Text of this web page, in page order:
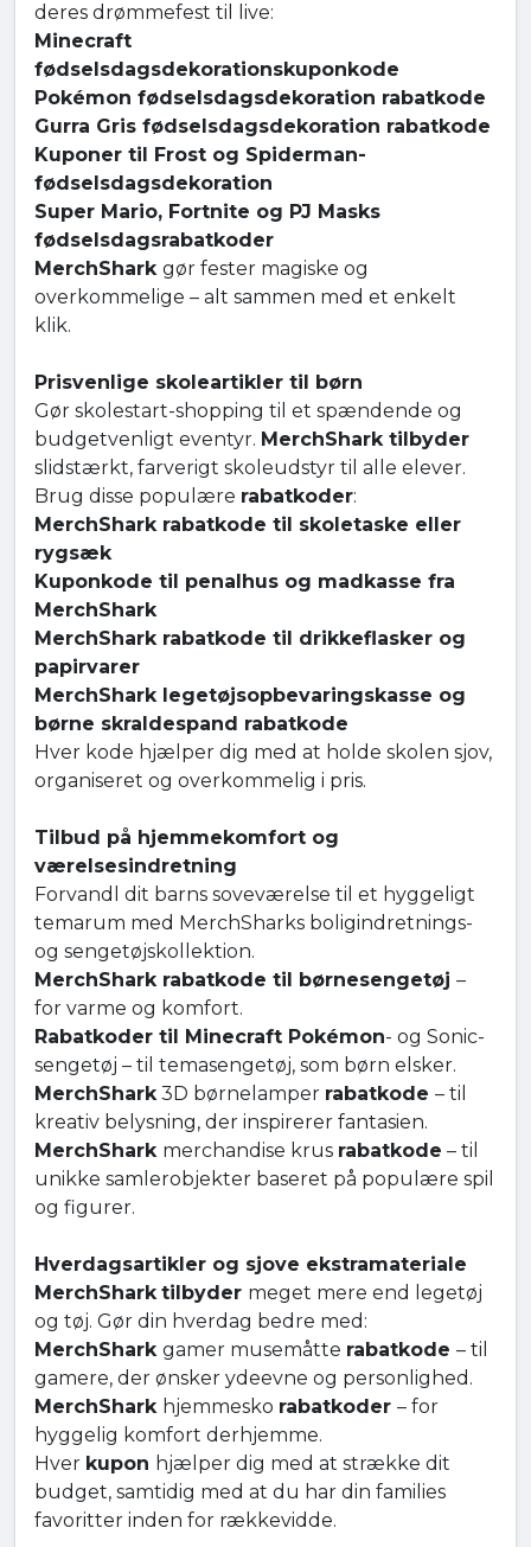
deres drømmefest til live:
Minecraft
fødselsdagsdekorationskuponkode
Pokémon fødselsdagsdekoration rabatkode
Gurra Gris fødselsdagsdekoration rabatkode
Kuponer til Frost og Spiderman-
fødselsdagsdekoration
Super Mario, Fortnite og PJ Masks
fødselsdagsrabatkoder
MerchShark gør fester magiske og
overkommelige – alt sammen med et enkelt
klik.
Prisvenlige skoleartikler til børn
Gør skolestart-shopping til et spændende og
budgetvenligt eventyr. MerchShark tilbyder
slidstærkt, farverigt skoleudstyr til alle elever.
Brug disse populære rabatkoder:
MerchShark rabatkode til skoletaske eller
rygsæk
Kuponkode til penalhus og madkasse fra
MerchShark
MerchShark rabatkode til drikkeflasker og
papirvarer
MerchShark legetøjsopbevaringskasse og
børne skraldespand rabatkode
Hver kode hjælper dig med at holde skolen sjov,
organiseret og overkommelig i pris.
Tilbud på hjemmekomfort og
værelsesindretning
Forvandl dit barns soveværelse til et hyggeligt
temarum med MerchSharks boligindretnings-
og sengetøjskollektion.
MerchShark rabatkode til børnesengetøj –
for varme og komfort.
Rabatkoder til Minecraft Pokémon- og Sonic-
sengetøj – til temasengetøj, som børn elsker.
MerchShark3D børnelamper rabatkode – til
kreativ belysning, der inspirerer fantasien.
MerchShark merchandise krus rabatkode – til
unikke samlerobjekter baseret på populære spil
og figurer.
Hverdagsartikler og sjove ekstramateriale
MerchShark tilbyder meget mere end legetøj
og tøj. Gør din hverdag bedre med:
MerchShark gamer musemåtte rabatkode – til
gamere, der ønsker ydeevne og personlighed.
MerchShark hjemmesko rabatkoder – for
hyggelig komfort derhjemme.
Hver kupon hjælper dig med at strække dit
budget, samtidig med at du har din families
favoritter inden for rækkevidde.